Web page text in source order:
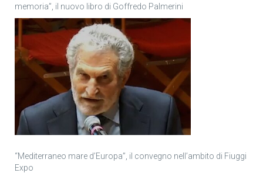
memoria”, il nuovo libro di Goffredo Palmerini
“Mediterraneo mare d’Europa”, il convegno nell’ambito di Fiuggi
Expo